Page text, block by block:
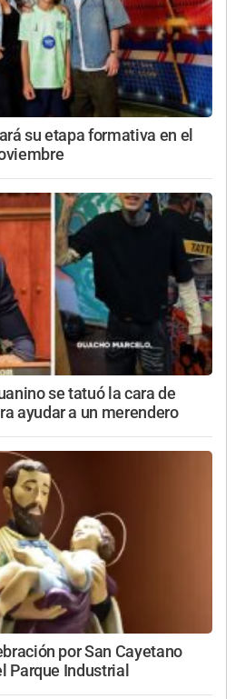
su etapa formativa en el
se tatuó la cara de
ayudar a un merendero
por San Cayetano
Parque Industrial